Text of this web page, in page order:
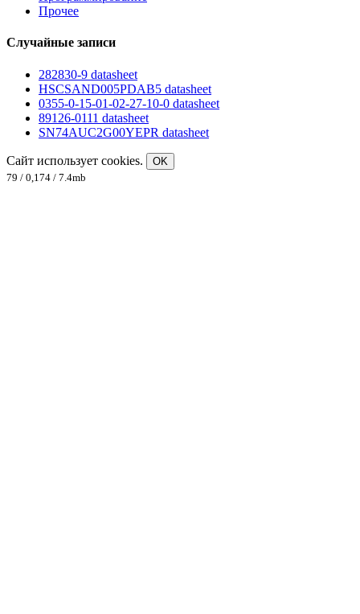
Прочее
Случайные записи
282830-9 datasheet
HSCSAND005PDAB5 datasheet
0355-0-15-01-02-27-10-0 datasheet
89126-0111 datasheet
SN74AUC2G00YEPR datasheet
Сайт использует cookies.
OK
79 / 0,174 / 7.4mb